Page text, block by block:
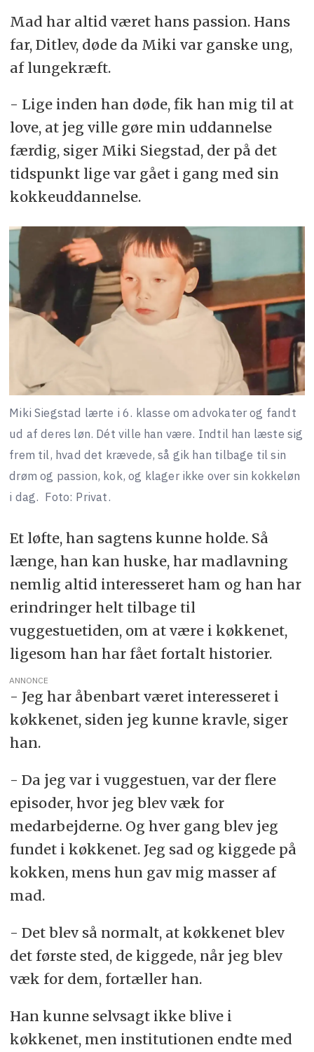
Mad har altid været hans passion. Hans
far, Ditlev, døde da Miki var ganske ung,
af lungekræft.
- Lige inden han døde, fik han mig til at
love, at jeg ville gøre min uddannelse
færdig, siger Miki Siegstad, der på det
tidspunkt lige var gået i gang med sin
kokkeuddannelse.
Miki Siegstad lærte i 6. klasse om advokater og fandt
ud af deres løn. Dét ville han være. Indtil han læste sig
frem til, hvad det krævede, så gik han tilbage til sin
drøm og passion, kok, og klager ikke over sin kokkeløn
i dag. Foto: Privat.
Et løfte, han sagtens kunne holde. Så
længe, han kan huske, har madlavning
nemlig altid interesseret ham og han har
erindringer helt tilbage til
vuggestuetiden, om at være i køkkenet,
ligesom han har fået fortalt historier.
ANNONCE
- Jeg har åbenbart været interesseret i
køkkenet, siden jeg kunne kravle, siger
han.
- Da jeg var i vuggestuen, var der flere
episoder, hvor jeg blev væk for
medarbejderne. Og hver gang blev jeg
fundet i køkkenet. Jeg sad og kiggede på
kokken, mens hun gav mig masser af
mad.
- Det blev så normalt, at køkkenet blev
det første sted, de kiggede, når jeg blev
væk for dem, fortæller han.
Han kunne selvsagt ikke blive i
køkkenet, men institutionen endte med